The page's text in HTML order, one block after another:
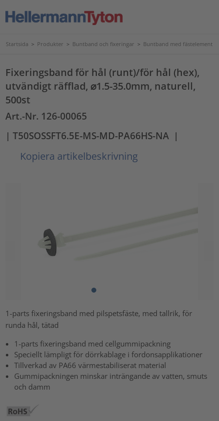
Startsida > Produkter > Buntband och fixeringar > Buntband med fästelement
Fixeringsband för hål (runt)/för hål (hex),
utvändigt räfflad, ⌀1.5-35.0mm, naturell,
500st
Art.-Nr. 126-00065
| T50SOSSFT6.5E-MS-MD-PA66HS-NA |
Kopiera artikelbeskrivning
1-parts fixeringsband med pilspetsfäste, med tallrik, för
runda hål, tätad
1-parts fixeringsband med cellgummipackning
Speciellt lämpligt för dörrkablage i fordonsapplikationer
Tillverkad av PA66 värmestabiliserat material
Gummipackningen minskar inträngande av vatten, smuts
och damm